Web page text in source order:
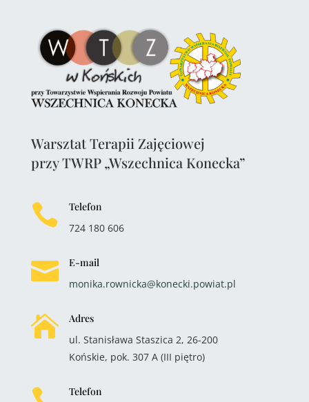
Warsztat Terapii Zajęciowej
przy TWRP „Wszechnica Konecka”

Telefon
724 180 606

E-mail
monika.rownicka@konecki.powiat.pl

Adres
ul. Stanisława Staszica 2, 26-200
Końskie, pok. 307 A (III piętro)
Telefon